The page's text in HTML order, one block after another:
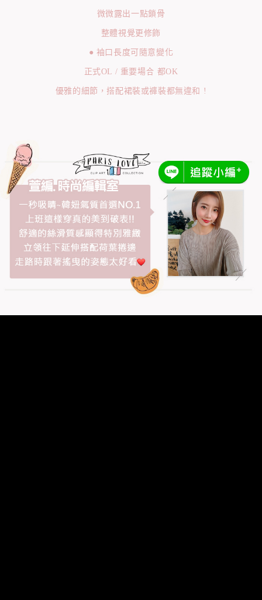
微微露出一點鎖骨
整體視覺更修飾
● 袖口長度可隨意變化
正式OL / 重要場合 都OK
優雅的細節，搭配裙裝或褲裝都無違和 !